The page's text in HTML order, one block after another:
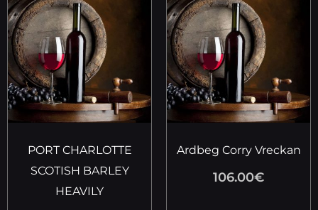
PORT CHARLOTTE
SCOTISH BARLEY
HEAVILY
Ardbeg Corry Vreckan
106.00€